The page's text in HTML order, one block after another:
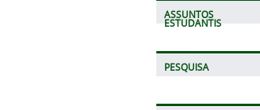
ASSUNTOS
ESTUDANTIS
PESQUISA